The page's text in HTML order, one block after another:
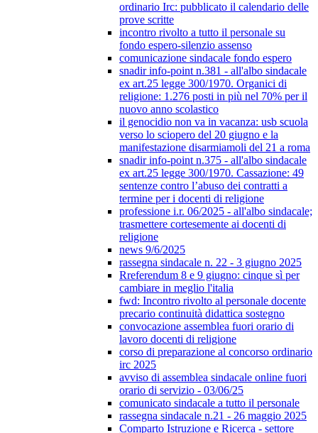
ordinario Irc: pubblicato il calendario delle
prove scritte
incontro rivolto a tutto il personale su
fondo espero-silenzio assenso
comunicazione sindacale fondo espero
snadir info-point n.381 - all'albo sindacale
ex art.25 legge 300/1970. Organici di
religione: 1.276 posti in più nel 70% per il
nuovo anno scolastico
il genocidio non va in vacanza: usb scuola
verso lo sciopero del 20 giugno e la
manifestazione disarmiamoli del 21 a roma
snadir info-point n.375 - all'albo sindacale
ex art.25 legge 300/1970. Cassazione: 49
sentenze contro l’abuso dei contratti a
termine per i docenti di religione
professione i.r. 06/2025 - all'albo sindacale;
trasmettere cortesemente ai docenti di
religione
news 9/6/2025
rassegna sindacale n. 22 - 3 giugno 2025
Rreferendum 8 e 9 giugno: cinque sì per
cambiare in meglio l'italia
fwd: Incontro rivolto al personale docente
precario continuità didattica sostegno
convocazione assemblea fuori orario di
lavoro docenti di religione
corso di preparazione al concorso ordinario
irc 2025
avviso di assemblea sindacale online fuori
orario di servizio - 03/06/25
comunicato sindacale a tutto il personale
rassegna sindacale n.21 - 26 maggio 2025
Comparto Istruzione e Ricerca - settore